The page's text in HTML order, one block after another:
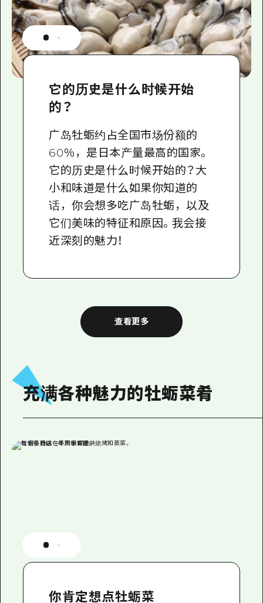
它的历史是什么时候开始
的？
广岛牡蛎约占全国市场份额的
60％，是日本产量最高的国家。
它的历史是什么时候开始的？大
小和味道是什么如果你知道的
话，你会想多吃广岛牡蛎，以及
它们美味的特征和原因。我会接
近深刻的魅力！
查看更多
充满各种魅力的牡蛎菜肴
你肯定想点牡蛎菜